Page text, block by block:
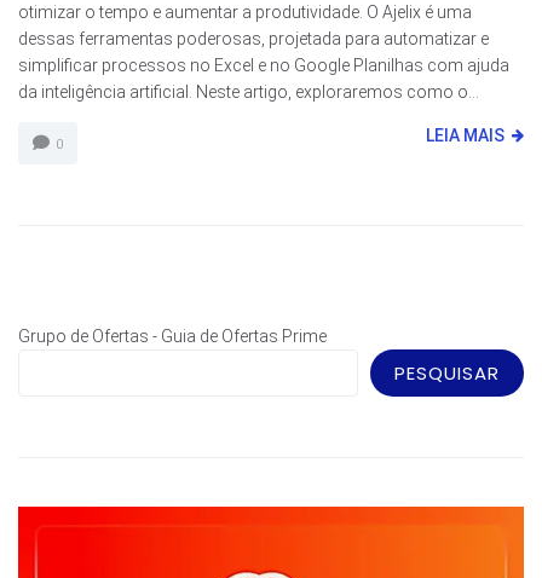
otimizar o tempo e aumentar a produtividade. O Ajelix é uma
dessas ferramentas poderosas, projetada para automatizar e
simplificar processos no Excel e no Google Planilhas com ajuda
da inteligência artificial. Neste artigo, exploraremos como o...
0 LEIA MAIS
Grupo de Ofertas - Guia de Ofertas Prime
PESQUISAR